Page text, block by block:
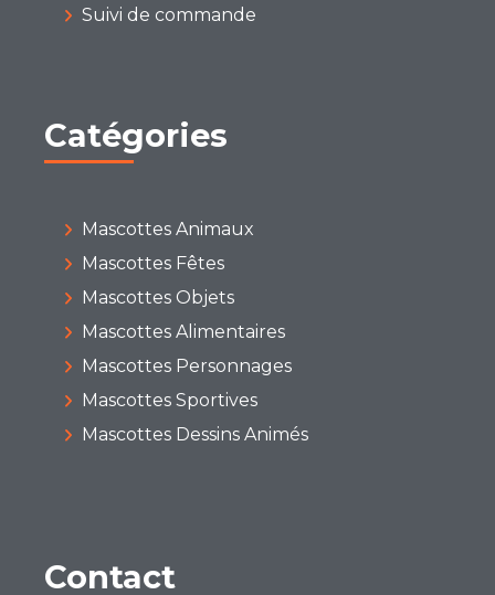
Suivi de commande
Catégories
Mascottes Animaux
Mascottes Fêtes
Mascottes Objets
Mascottes Alimentaires
Mascottes Personnages
Mascottes Sportives
Mascottes Dessins Animés
Contact